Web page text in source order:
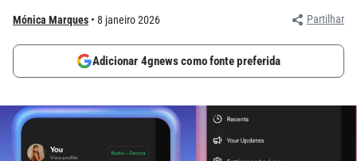
Mónica Marques 8 janeiro 2026 Partilhar
Adicionar 4gnews como fonte preferida